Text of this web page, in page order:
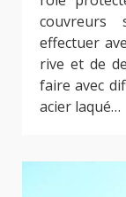
effectuer
rive et de
faire avec
acier laqué…